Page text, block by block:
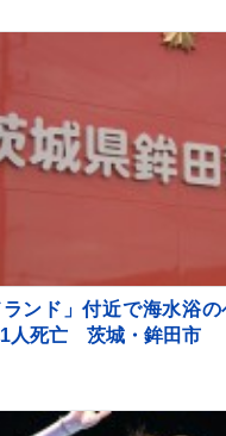
ランド」付近で海水浴
1人死亡 茨城・鉾田市